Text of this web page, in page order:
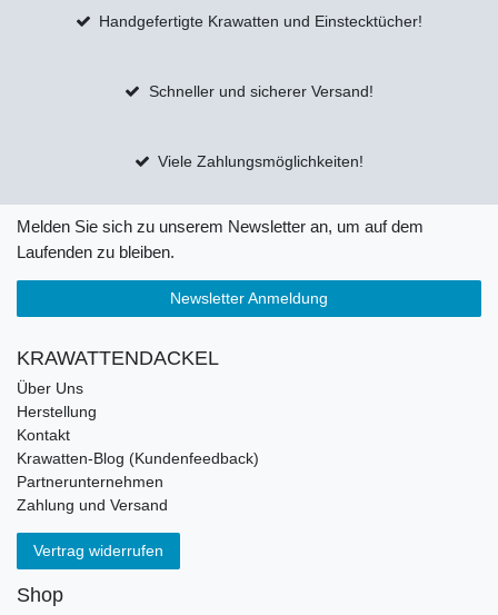
Handgefertigte Krawatten und Einstecktücher!
Schneller und sicherer Versand!
Viele Zahlungsmöglichkeiten!
Melden Sie sich zu unserem Newsletter an, um auf dem
Laufenden zu bleiben.
Newsletter Anmeldung
KRAWATTENDACKEL
Über Uns
Herstellung
Kontakt
Krawatten-Blog (Kundenfeedback)
Partnerunternehmen
Zahlung und Versand
Vertrag widerrufen
Shop